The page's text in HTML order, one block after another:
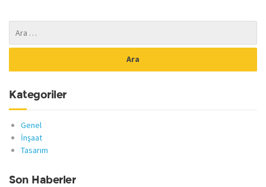
Kategoriler
Genel
İnşaat
Tasarım
Son Haberler